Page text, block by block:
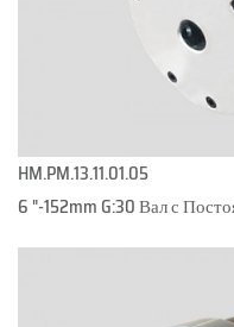
HM.PM.13.11.01.05
6 "-152mm G:30 Вал с